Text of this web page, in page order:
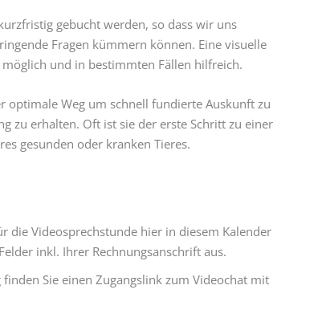
gebucht werden, so dass wir uns
Fragen kümmern können. Eine visuelle
und in bestimmten Fällen hilfreich.
optimale Weg um schnell fundierte Auskunft zu
zu erhalten. Oft ist sie der erste Schritt zu einer
gesunden oder kranken Tieres.
die Videosprechstunde hier in diesem Kalender
inkl. Ihrer Rechnungsanschrift aus.
Sie einen Zugangslink zum Videochat mit